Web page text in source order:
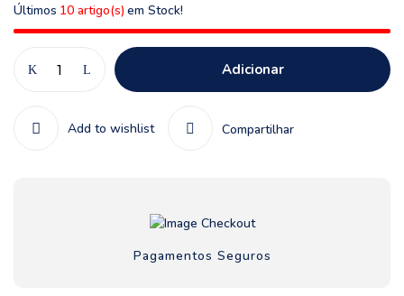
Últimos 10 artigo(s) em Stock!
Adicionar
Add to wishlist Compartilhar
Pagamentos Seguros